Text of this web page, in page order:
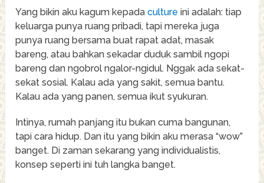
Yang bikin aku kagum kepadaculture ini adalah: tiap
keluarga punya ruang pribadi, tapi mereka juga
punya ruang bersama buat rapat adat, masak
bareng, atau bahkan sekadar duduk sambil ngopi
bareng dan ngobrol ngalor-ngidul. Nggak ada sekat-
sekat sosial. Kalau ada yang sakit, semua bantu.
Kalau ada yang panen, semua ikut syukuran.
Intinya, rumah panjang itu bukan cuma bangunan,
tapi cara hidup. Dan itu yang bikin aku merasa “wow”
banget. Di zaman sekarang yang individualistis,
konsep seperti ini tuh langka banget.